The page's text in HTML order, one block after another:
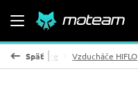
Späťfiltre Vzducháče HIFLO